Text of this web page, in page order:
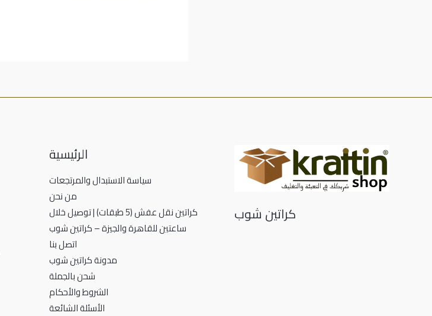
كراتين شوب
الرئيسية
سياسة الاستبدال والمرتجعات
من نحن
كراتين نقل عفش (5 طبقات) | توصيل خلال
ساعتين للقاهرة والجيزة – كراتين شوب
اتصل بنا
مدونة كراتين شوب
شحن بالجملة
الشروط والأحكام
الأسئلة الشائعة